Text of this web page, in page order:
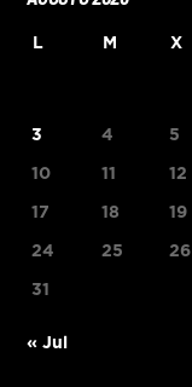
L M X
3 4 5
10 11 12
17 18 19
24 25 26
31
« Jul